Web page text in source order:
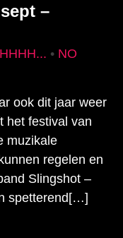
–
• NO
ook dit jaar weer
het festival van
muzikale
regelen en
Slingshot –
spetterend[…]